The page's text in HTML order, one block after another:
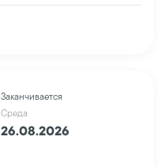
Заканчивается
Среда
26.08.2026